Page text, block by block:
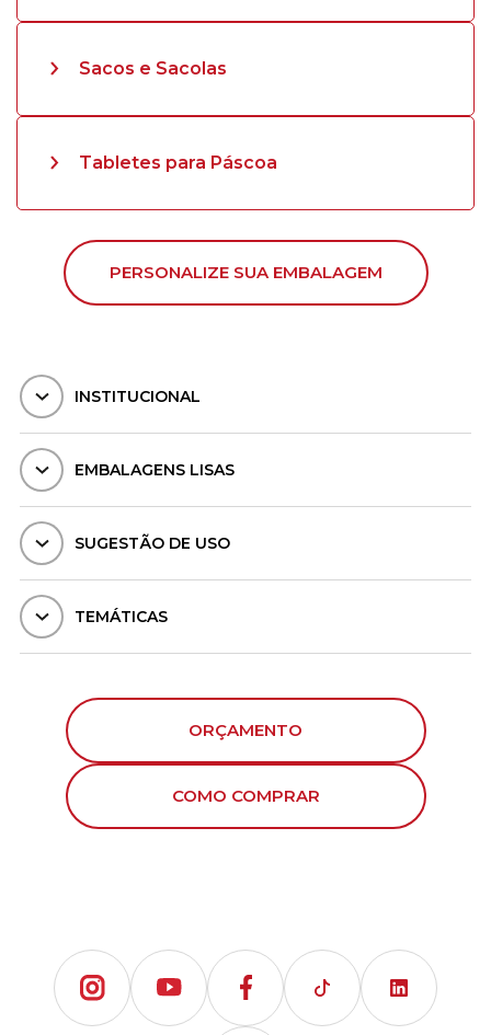
Sacos e Sacolas
Tabletes para Páscoa
PERSONALIZE SUA EMBALAGEM
INSTITUCIONAL
EMBALAGENS LISAS
SUGESTÃO DE USO
TEMÁTICAS
ORÇAMENTO
COMO COMPRAR